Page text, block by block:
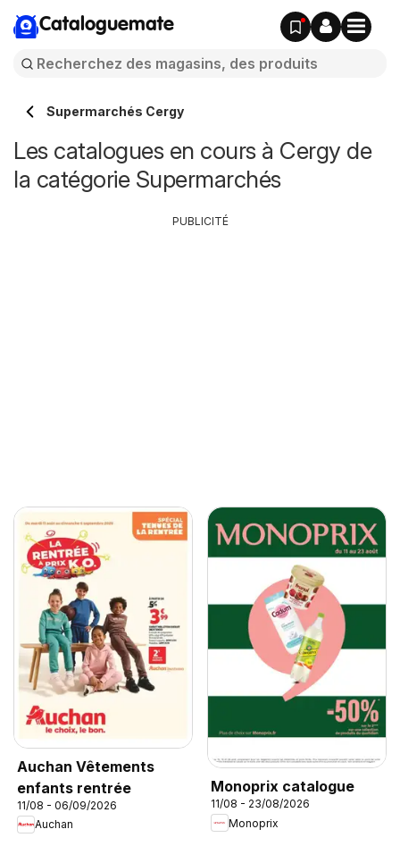
Cataloguemate
Supermarchés Cergy
Les catalogues en cours à Cergy de
la catégorie Supermarchés
Auchan Vêtements
enfants rentrée
11/08 - 06/09/2026
Auchan
Monoprix catalogue
11/08 - 23/08/2026
Monoprix
PUBLICITÉ